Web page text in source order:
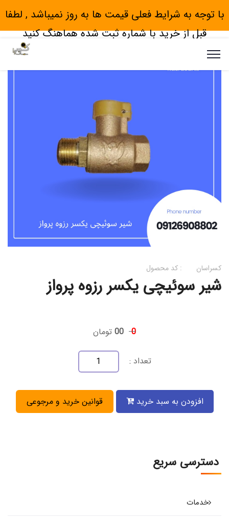
با توجه به شرایط فعلی قیمت ها به روز نمیباشد , لطفا
قبل از خرید با شماره ثبت شده هماهنگ کنید
کد محصول : کسراسان
شیر سوئیچی یکسر رزوه پرواز
0
00 تومان
تعداد :
افزودن به سبد خرید قوانین خرید و مرجوعی
دسترسی سریع
خدمات